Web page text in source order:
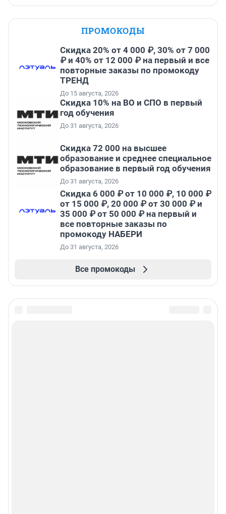
ПРОМОКОДЫ
Скидка 20% от 4 000 ₽, 30% от 7 000
₽ и 40% от 12 000 ₽ на первый и все
повторные заказы по промокоду
ТРЕНД
До 15 августа, 2026
Скидка 10% на ВО и СПО в первый
год обучения
До 31 августа, 2026
Скидка 72 000 на высшее
образование и среднее специальное
образование в первый год обучения
До 31 августа, 2026
Скидка 6 000 ₽ от 10 000 ₽, 10 000 ₽
от 15 000 ₽, 20 000 ₽ от 30 000 ₽ и
35 000 ₽ от 50 000 ₽ на первый и
все повторные заказы по
промокоду НАБЕРИ
До 31 августа, 2026
Все промокоды